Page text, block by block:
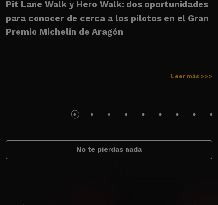
Pit Lane Walk y Hero Walk: dos oportunidades
para conocer de cerca a los pilotos en el Gran
Premio Michelin de Aragón
Leer más >>>
No te pierdas nada